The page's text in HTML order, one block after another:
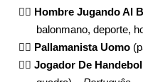
🤾‍♂️ Hombre Jugando Al
balonmano, deporte,
🤾‍♂️ Pallamanista Uomo
🤾‍♂️ Jogador De Handebol